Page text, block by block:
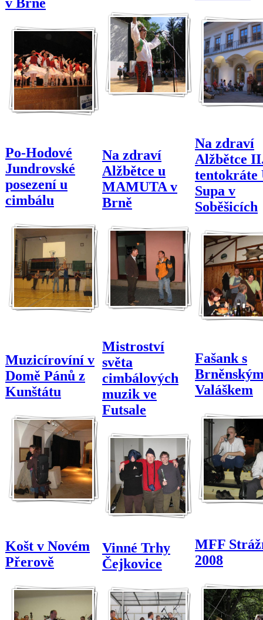
Po-Hodové
Jundrovské
posezení u
cimbálu
Na zdraví
Alžbětce u
MAMUTA v
Brně
Na zdraví
Alžbětce
tentokráte
Supa v
Soběšicích
Muzicírovíní v
Domě Pánů z
Kunštátu
Mistroství
světa
cimbálových
muzik ve
Futsale
Fašank s
Valáškem
Košt v Novém
Přerově
Vinné Trhy
Čejkovice
MFF
2008